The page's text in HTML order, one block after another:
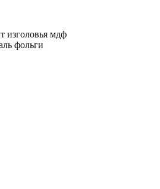
изголовья мдф
фольги